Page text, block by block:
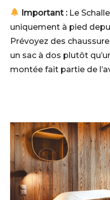
Important :Le
uniquement à pied
Prévoyez des
un sac à dos plutôt
montée fait partie de